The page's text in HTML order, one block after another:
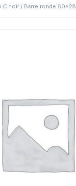
C noir / Barre ronde 60×28